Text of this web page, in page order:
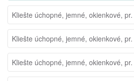
Kliešte úchopné, jemné, okienkové,
Kliešte úchopné, jemné, okienkové,
Kliešte úchopné, jemné, okienkové,